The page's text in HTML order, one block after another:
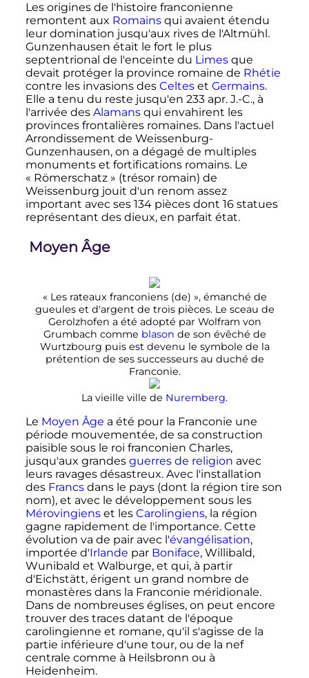
Les origines de l'histoire franconienne
remontent aux Romainsqui avaient étendu
leur domination jusqu'aux rives de l'Altmühl.
Gunzenhausen était le fort le plus
septentrional de l'enceinte du Limesque
devait protéger la province romaine de Rhétie
contre les invasions des Celteset Germains.
Elle a tenu du reste jusqu'en 233 apr. J.-C., à
l'arrivée des Alamansqui envahirent les
provinces frontalières romaines. Dans l'actuel
Arrondissement de Weissenburg-
Gunzenhausen, on a dégagé de multiples
monuments et fortifications romains. Le
« Römerschatz » (trésor romain) de
Weissenburg jouit d'un renom assez
important avec ses 134 pièces dont 16 statues
représentant des dieux, en parfait état.
Moyen Âge
« Les rateaux franconiens (de) », émanché de
gueules et d'argent de trois pièces. Le sceau de
Gerolzhofen a été adopté par Wolfram von
Grumbach comme blason de son évêché de
Wurtzbourg puis est devenu le symbole de la
prétention de ses successeurs au duché de
Franconie.
La vieille ville de Nuremberg.
Le Moyen Âge a été pour la Franconie une
période mouvementée, de sa construction
paisible sous le roi franconien Charles,
jusqu'aux grandes guerres de religion avec
leurs ravages désastreux. Avec l'installation
des Francsdans le pays (dont la région tire son
nom), et avec le développement sous les
Mérovingienset les Carolingiens, la région
gagne rapidement de l'importance. Cette
évolution va de pair avec l'évangélisation,
importée d'Irlande par Boniface, Willibald,
Wunibald et Walburge, et qui, à partir
d'Eichstätt, érigent un grand nombre de
monastères dans la Franconie méridionale.
Dans de nombreuses églises, on peut encore
trouver des traces datant de l'époque
carolingienne et romane, qu'il s'agisse de la
partie inférieure d'une tour, ou de la nef
centrale comme à Heilsbronn ou à
Heidenheim.